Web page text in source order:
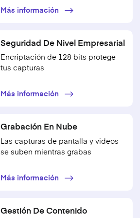
Más información
Seguridad De Nivel Empresarial
Encriptación de 128 bits protege
tus capturas
Más información
Grabación En Nube
Las capturas de pantalla y videos
se suben mientras grabas
Más información
Gestión De Contenido